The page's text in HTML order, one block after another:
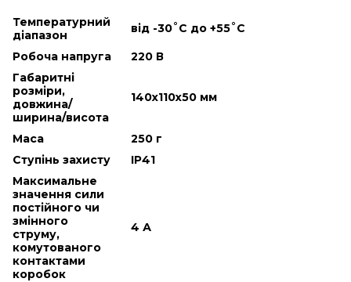
Температурний
діапазон
від -30˚С до +55˚С
Робоча напруга
220 В
Габаритні
розміри,
довжина/
ширина/висота
140х110х50 мм
Маса
250 г
Ступінь захисту
IP41
Максимальне
значення сили
постійного чи
змінного
струму,
комутованого
контактами
коробок
4 А